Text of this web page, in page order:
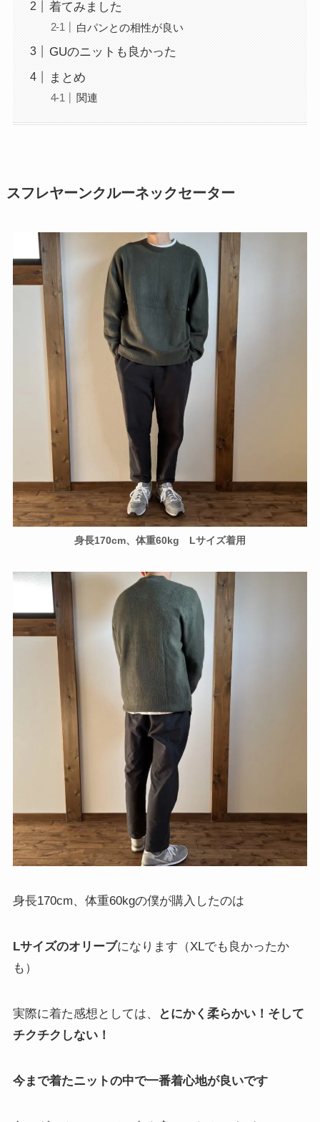
着てみました
白パンとの相性が良い
GUのニットも良かった
まとめ
関連
スフレヤーンクルーネックセーター
身長170cm、体重60kg Lサイズ着用
身長170cm、体重60kgの僕が購入したのは
Lサイズのオリーブになります（XLでも良かったか
も）
実際に着た感想としては、
とにかく柔らかい！そして
チクチクしない！
今まで着たニットの中で一番着心地が良いです